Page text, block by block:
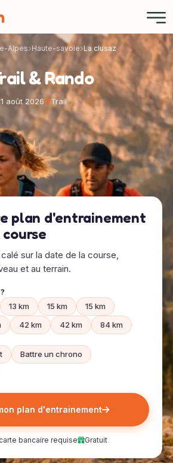
Alpes Haute-savoie La clusaz
& Rando
août 2026 Trail
plan d'entrainement
sur la date de la course,
et au terrain.
13 km 15 km
15 km
42 km 42 km
84 km
Battre un chrono
plan d'entrainement
bancaire requise Gratuit
cookies